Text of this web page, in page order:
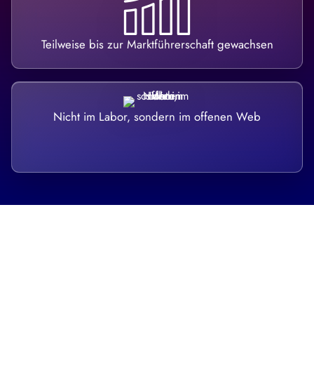
Teilweise bis zur Marktführerschaft gewachsen
Nicht im Labor, sondern im offenen Web